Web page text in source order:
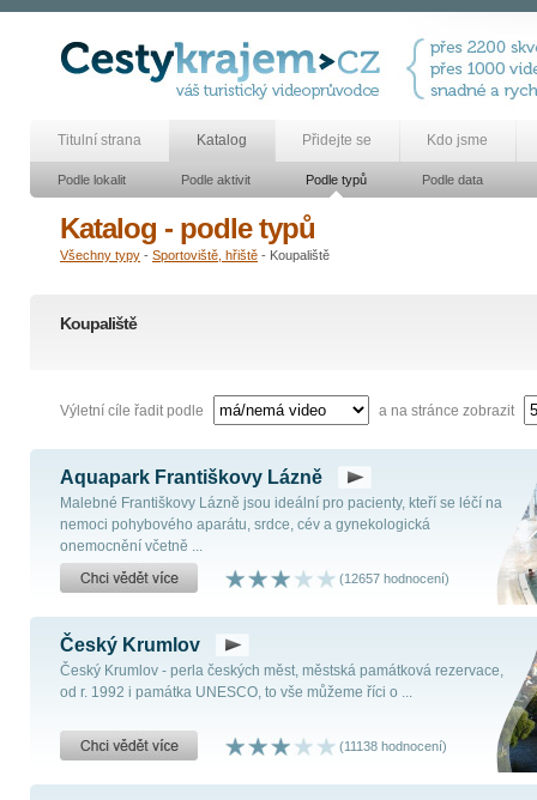
Titulní strana Katalog Přidejte se Kdo jsme
Podle lokalit Podle aktivit Podle typů Podle data
Katalog - podle typů
Všechny typy - Sportoviště, hřiště - Koupaliště
Koupaliště
Výletní cíle řadit podle a na stránce zobrazit
Aquapark Františkovy Lázně
Malebné Františkovy Lázně jsou ideální pro pacienty, kteří se léčí na
nemoci pohybového aparátu, srdce, cév a gynekologická
onemocnění včetně ...
(12657 hodnocení)
Český Krumlov
Český Krumlov - perla českých měst, městská památková rezervace,
od r. 1992 i památka UNESCO, to vše můžeme říci o ...
(11138 hodnocení)